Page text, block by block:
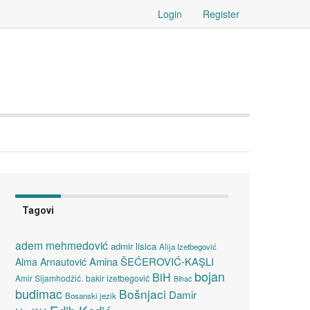
Login Register
Tagovi
adem mehmedović admir lisica Alija Izetbegović
Alma Arnautović Amina ŠEĆEROVIĆ-KAŞLI
Amir Sijamhodžić. bakir izetbegović BiH Bihać bojan
budimac Bosanski jezik Bošnjaci Damir